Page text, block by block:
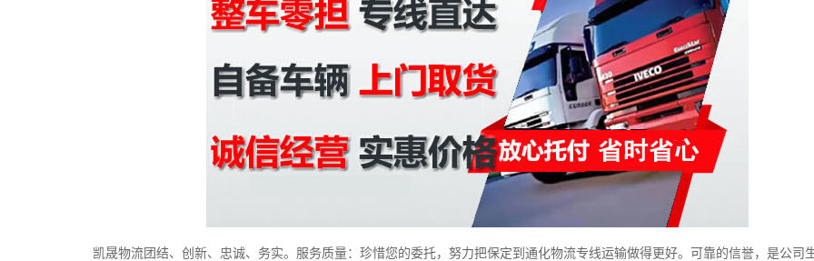
凯晟物流团结、创新、忠诚、务实。服务质量：珍惜您的委托，努力把保定到通化物流专线运输做得更好。可靠的信誉，是公司